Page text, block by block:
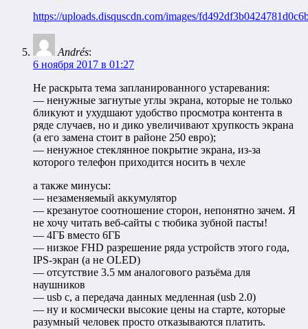
https://uploads.disquscdn.com/images/
Andrés:
6 ноября 2017 в 01:27
Не раскрыта тема запланированного устаревания:
— ненужные загнутые углы экрана, которые не только
бликуют и ухудшают удобство просмотра контента в
ряде случаев, но и дико увеличивают хрупкость экрана
(а его замена стоит в районе 250 евро);
— ненужное стеклянное покрытие экрана, из-за
которого телефон приходится носить в чехле
а также минусы:
— незаменяемый аккумулятор
— крезанутое соотношение сторон, непонятно зачем. Я
не хочу читать веб-сайты с тюбика зубной пасты!
— 4ГБ вместо 6ГБ
— низкое FHD разрешение ряда устройств этого года,
IPS-экран (а не OLED)
— отсутствие 3.5 мм аналогового разъёма для
наушников
— usb c, а передача данных медленная (usb 2.0)
— ну и космически высокие цены на старте, которые
разумный человек просто отказываются платить.